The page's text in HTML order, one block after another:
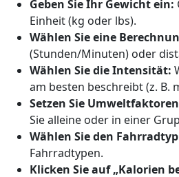
Geben Sie Ihr Gewicht ein:
Einheit (kg oder lbs).
Wählen Sie eine
(Stunden/Minuten) oder
Wählen Sie die Intensität:
am besten beschreibt (z. B.
Setzen Sie
Sie alleine oder in einer
Wählen Sie den
Fahrradtypen.
Klicken Sie auf „Kalorien